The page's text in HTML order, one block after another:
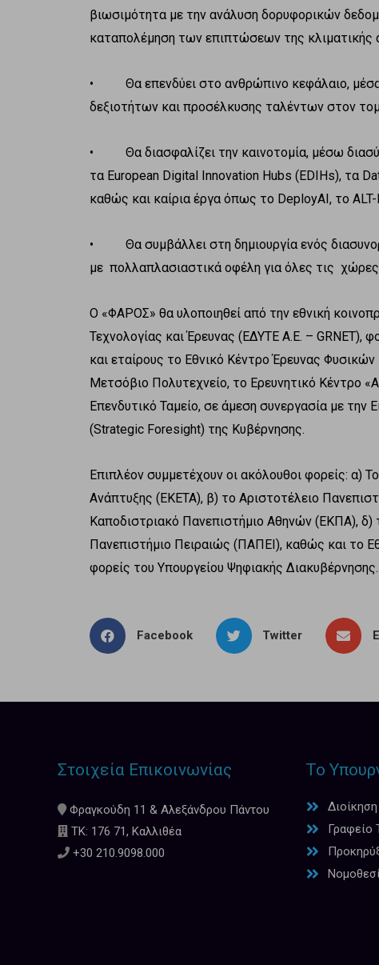
βιωσιμότητα με την ανάλυση δορυφορικών
καταπολέμηση των επιπτώσεων της κλιματικής
• Θα επενδύει στο ανθρώπινο κεφάλαιο, μέσα
δεξιοτήτων και προσέλκυσης ταλέντων στον
• Θα διασφαλίζει την καινοτομία, μέσω
τα European Digital Innovation Hubs (EDIHs), τα
καθώς και καίρια έργα όπως το DeployAI, το
• Θα συμβάλλει στη δημιουργία ενός
με πολλαπλασιαστικά οφέλη για όλες τις
Ο «ΦΑΡΟΣ» θα υλοποιηθεί από την εθνική
Τεχνολογίας και Έρευνας (ΕΔΥΤΕ Α.Ε. – GRNET),
και εταίρους το Εθνικό Κέντρο Έρευνας
Μετσόβιο Πολυτεχνείο, το Ερευνητικό Κέντρο
Επενδυτικό Ταμείο, σε άμεση συνεργασία με
(Strategic Foresight) της Κυβέρνησης.
Επιπλέον συμμετέχουν οι ακόλουθοι φορείς: α)
Ανάπτυξης (ΕΚΕΤΑ), β) το Αριστοτέλειο
Καποδιστριακό Πανεπιστήμιο Αθηνών (ΕΚΠΑ), δ)
Πανεπιστήμιο Πειραιώς (ΠΑΠΕΙ), καθώς και το
φορείς του Υπουργείου Ψηφιακής Διακυβέρνησης.
Facebook Twitter
Στοιχεία Επικοινωνίας
Φραγκούδη 11 & Αλεξάνδρου Πάντου
ΤΚ: 176 71, Καλλιθέα
+30 210.9098.000
Το
Διοίκηση
Γραφείο